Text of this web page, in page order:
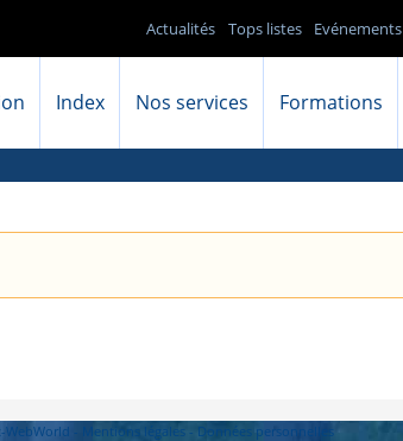
Evénements
Tops listes
Actualités
Index Nos services Formations
- Mentions légales- Données personnelles